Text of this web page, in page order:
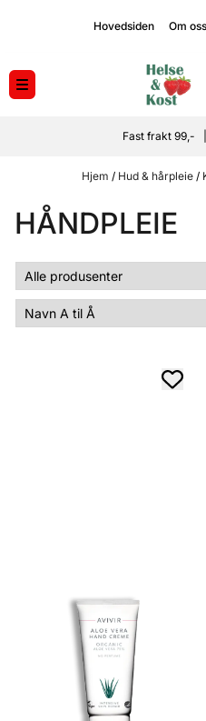
Hopp til innholdHovedsiden Om oss
Fast frakt 99,-
Hjem / Hud & hårpleie /
HÅNDPLEIE